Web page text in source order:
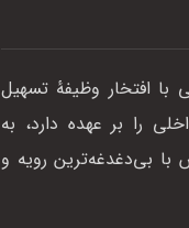
با افتخار وظیفهٔ تسهیل
را بر عهده دارد، به
بی‌دغدغه‌ترین رویه و